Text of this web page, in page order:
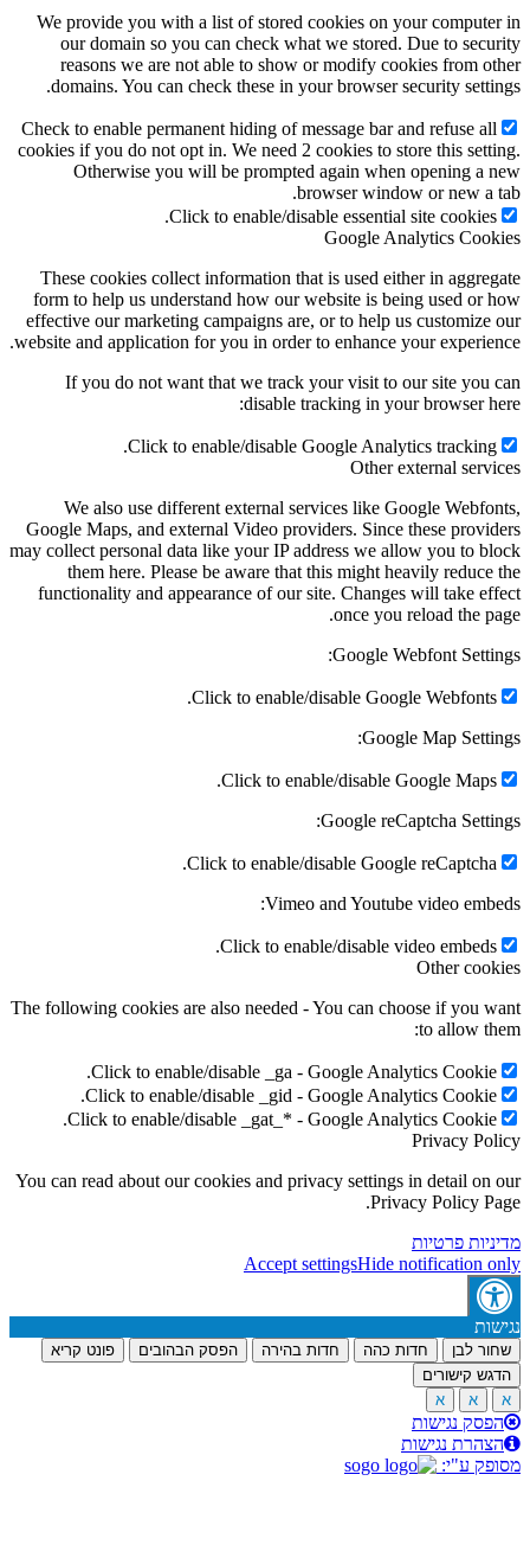
We provide you with a list of stored cookies on your
our domain so you can check what we stored. Due to
reasons we are not able to show or modify cookies from
domains. You can check these in your browser security
Check to enable permanent hiding of message bar and refuse
cookies if you do not opt in. We need 2 cookies to store this
Otherwise you will be prompted again when opening a
browser window or new a
Click to enable/disable essential site
Google Analytics
These cookies collect information that is used either in
form to help us understand how our website is being used or
effective our marketing campaigns are, or to help us
website and application for you in order to enhance your
If you do not want that we track your visit to our site you
disable tracking in your browser
Click to enable/disable Google Analytics
Other external
We also use different external services like Google
Google Maps, and external Video providers. Since these
may collect personal data like your IP address we allow you to
them here. Please be aware that this might heavily
functionality and appearance of our site. Changes will take
once you reload the
Google Webfont
Click to enable/disable Google
Google Map
Click to enable/disable Google
Google reCaptcha
Click to enable/disable Google
Vimeo and Youtube video
Click to enable/disable video
Other
The following cookies are also needed - You can choose if you
to allow
Click to enable/disable _ga - Google Analytics
Click to enable/disable _gid - Google Analytics
Click to enable/disable _gat_* - Google Analytics
Privacy
You can read about our cookies and privacy settings in detail
Privacy Policy
פרטיות
Accept settings Hide notification
לבן חדות כהה חדות בהירה הפסק הבהובים
פונט קריא
קישורים
א
א
נגישות
נגישות
ע"י: